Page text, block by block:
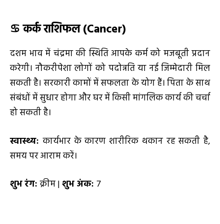
♋ कर्क राशिफल (Cancer)
दशम भाव में चंद्रमा की स्थिति आपके कर्म को मजबूती प्रदान
करेगी। नौकरीपेशा लोगों को पदोन्नति या नई जिम्मेदारी मिल
सकती है। सरकारी कामों में सफलता के योग हैं। पिता के साथ
संबंधों में सुधार होगा और घर में किसी मांगलिक कार्य की चर्चा
हो सकती है।
स्वास्थ्य: कार्यभार के कारण शारीरिक थकान रह सकती है,
समय पर आराम करें।
शुभ रंग: क्रीम | शुभ अंक: 7